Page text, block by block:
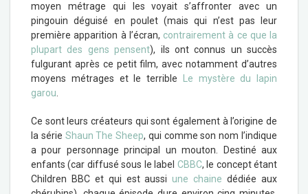
moyen métrage qui les voyait s’affronter avec un
pingouin déguisé en poulet (mais qui n’est pas leur
première apparition à l’écran, contrairement à ce que la
plupart des gens pensent), ils ont connus un succès
fulgurant après ce petit film, avec notamment d’autres
moyens métrages et le terrible
Le mystère du lapin
garou
Ce sont leurs créateurs qui sont également à l’origine de
la série Shaun The Sheep, qui comme son nom l’indique
a pour personnage principal un mouton. Destiné aux
enfants (car diffusé sous le label CBBC, le concept étant
Children BBC et qui est aussiune chaine dédiée aux